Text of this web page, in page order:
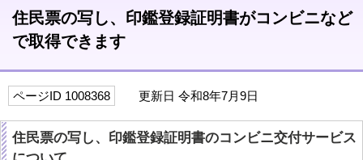
住民票の写し、印鑑登録証明書がコンビニなど
で取得できます
ページID 1008368 更新日 令和8年7月9日
住民票の写し、印鑑登録証明書のコンビニ交付サービス